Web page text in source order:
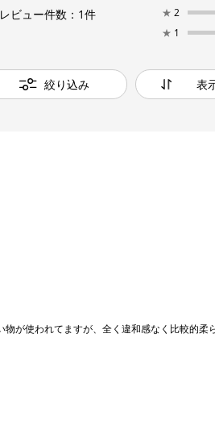
レビュー件数： 1件 ★ 2
★ 1
絞り込み 表
が使われてますが、全く違和感なく比較的